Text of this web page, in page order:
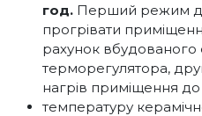
год. Перший режим
прогрівати
рахунок вбудованого
терморегулятора,
нагрів приміщення
температуру